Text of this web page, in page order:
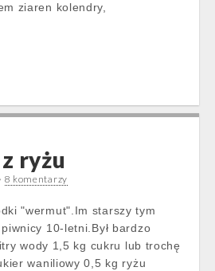
ziaren kolendry,
ryżu
8 komentarzy
"wermut".Im starszy tym
10-letni.Był bardzo
wody 1,5 kg cukru lub trochę
waniliowy 0,5 kg ryżu